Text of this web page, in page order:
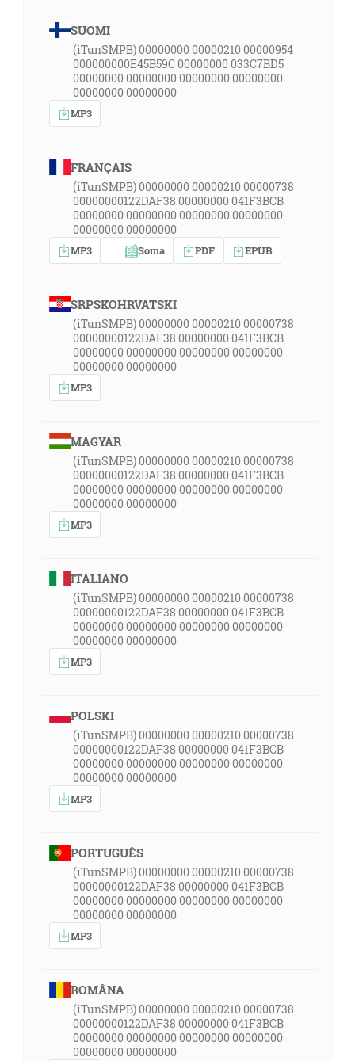
SUOMI
(iTunSMPB) 00000000 00000210 00000954
000000000E45B59C 00000000 033C7BD5
00000000 00000000 00000000 00000000
00000000 00000000
MP3
FRANÇAIS
(iTunSMPB) 00000000 00000210 00000738
00000000122DAF38 00000000 041F3BCB
00000000 00000000 00000000 00000000
00000000 00000000
MP3 Soma PDF EPUB
SRPSKOHRVATSKI
(iTunSMPB) 00000000 00000210 00000738
00000000122DAF38 00000000 041F3BCB
00000000 00000000 00000000 00000000
00000000 00000000
MP3
MAGYAR
(iTunSMPB) 00000000 00000210 00000738
00000000122DAF38 00000000 041F3BCB
00000000 00000000 00000000 00000000
00000000 00000000
MP3
ITALIANO
(iTunSMPB) 00000000 00000210 00000738
00000000122DAF38 00000000 041F3BCB
00000000 00000000 00000000 00000000
00000000 00000000
MP3
POLSKI
(iTunSMPB) 00000000 00000210 00000738
00000000122DAF38 00000000 041F3BCB
00000000 00000000 00000000 00000000
00000000 00000000
MP3
PORTUGUÊS
(iTunSMPB) 00000000 00000210 00000738
00000000122DAF38 00000000 041F3BCB
00000000 00000000 00000000 00000000
00000000 00000000
MP3
ROMÂNA
(iTunSMPB) 00000000 00000210 00000738
00000000122DAF38 00000000 041F3BCB
00000000 00000000 00000000 00000000
00000000 00000000